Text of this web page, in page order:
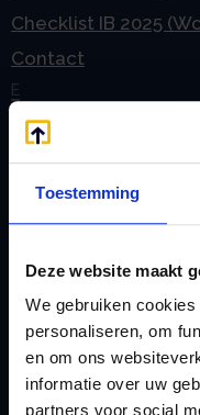
Toestemming
Deze website maakt
We gebruiken
personaliseren, om
en om ons
informatie over uw
partners voor social
Checklist IB 2025
Contact
E
eHerkenning voor uw
Emigratie
Emigratie Pensioen
Flex BV oprichten of
omzetten